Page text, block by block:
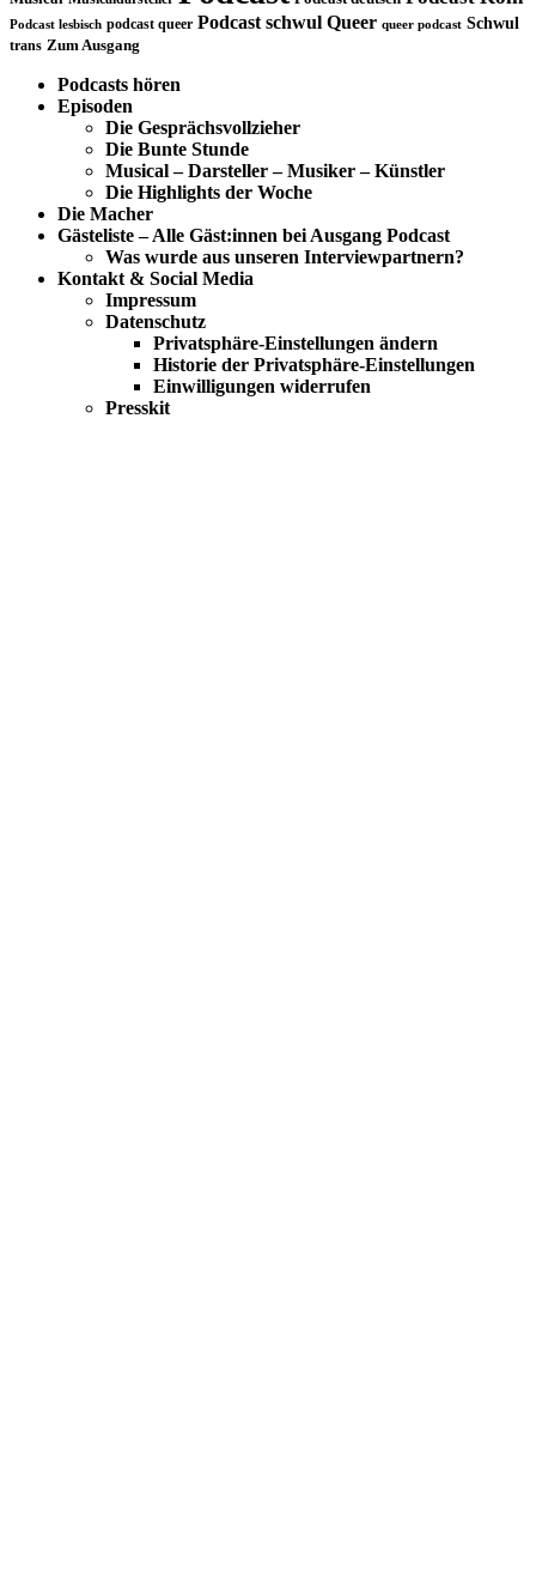
Podcast lesbisch podcast queer Podcast schwul Queer queer podcast Schwul
trans Zum Ausgang
Podcasts hören
Episoden
Die Gesprächsvollzieher
Die Bunte Stunde
Musical – Darsteller – Musiker – Künstler
Die Highlights der Woche
Die Macher
Gästeliste – Alle Gäst:innen bei Ausgang Podcast
Was wurde aus unseren Interviewpartnern?
Kontakt & Social Media
Impressum
Datenschutz
Privatsphäre-Einstellungen ändern
Historie der Privatsphäre-Einstellungen
Einwilligungen widerrufen
Presskit